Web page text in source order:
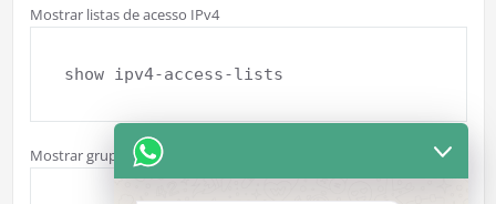
Mostrar listas de acesso IPv4
show ipv4-access-lists
Mostrar grupos de acesso mistos IPv4